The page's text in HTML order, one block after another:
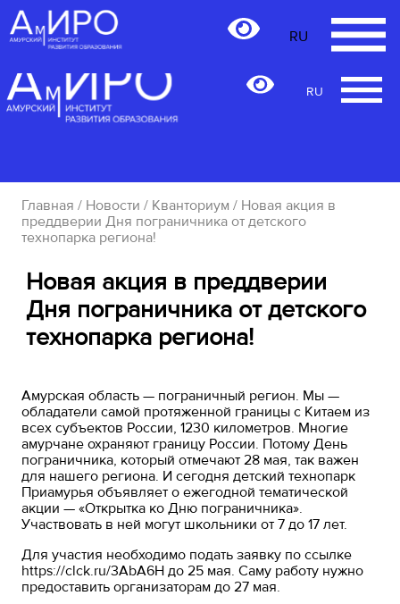
RU
RU
Главная / Новости / Кванториум / Новая акция в
преддверии Дня пограничника от детского
технопарка региона!
Новая акция в преддверии
Дня пограничника от детского
технопарка региона!
Амурская область — пограничный регион. Мы —
обладатели самой протяженной границы с Китаем из
всех субъектов России, 1230 километров. Многие
амурчане охраняют границу России. Потому День
пограничника, который отмечают 28 мая, так важен
для нашего региона. И сегодня детский технопарк
Приамурья объявляет о ежегодной тематической
акции — «Открытка ко Дню пограничника».
Участвовать в ней могут школьники от 7 до 17 лет.
Для участия необходимо подать заявку по ссылке
https://clck.ru/3AbA6H до 25 мая. Саму работу нужно
предоставить организаторам до 27 мая.